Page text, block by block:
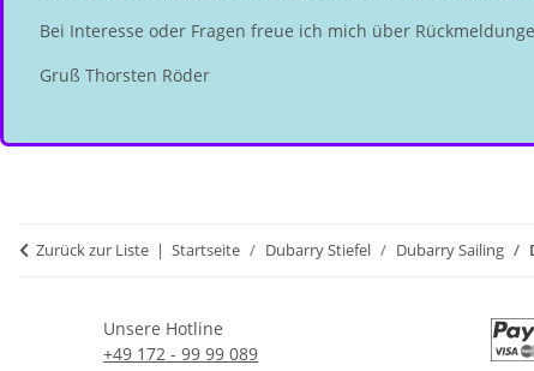
Bei Interesse oder Fragen freue ich mich über
Gruß Thorsten Röder
Zurück zur Liste Startseite Dubarry Stiefel Dubarry Sailing
Unsere Hotline
+49 172 - 99 99 089